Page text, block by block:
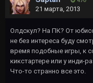
21 марта, 2013
Олдскул? На ПК? От
не без интереса буду
время подобные игры, к
кикстартере или у инди-
Что-то странно все это.